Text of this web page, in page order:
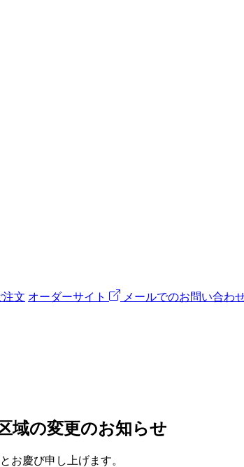
注文 オーダーサイト メールでのお問い合わ
域の変更のお知らせ
お慶び申し上げます。